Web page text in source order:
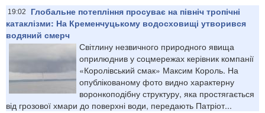
19:02
Глобальне потепління просуває на північ тропічні
катаклізми: На Кременчуцькому водосховищі утворився
водяний смерч
Світлину незвичного природного явища
оприлюднив у соцмережах керівник компанії
«Королівський смак» Максим Король. На
опублікованому фото видно характерну
воронкоподібну структуру, яка простягається
від грозової хмари до поверхні води, передають Патріот...